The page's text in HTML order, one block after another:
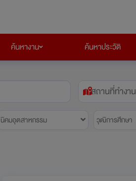
ค้นหางาน ค้นหาประวัติ
สถานที่ทำงาน
นิคมอุตสาหกรรม วุฒิการศึกษา